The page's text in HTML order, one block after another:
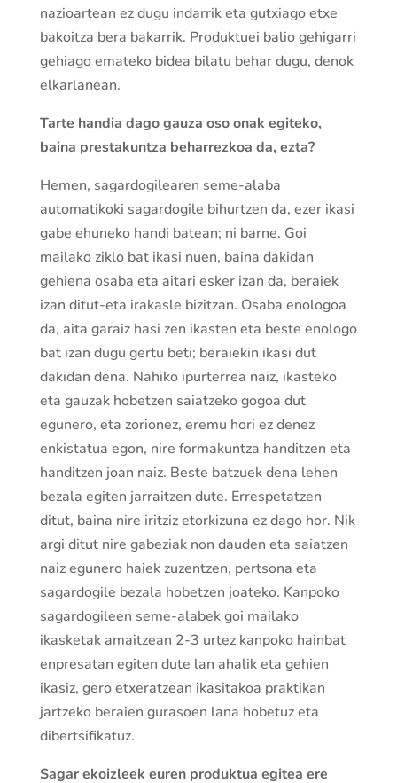
nazioartean ez dugu indarrik eta gutxiago etxe
bakoitza bera bakarrik. Produktuei balio gehigarri
gehiago emateko bidea bilatu behar dugu, denok
elkarlanean.
Tarte handia dago gauza oso onak egiteko,
baina prestakuntza beharrezkoa da, ezta?
Hemen, sagardogilearen seme-alaba
automatikoki sagardogile bihurtzen da, ezer ikasi
gabe ehuneko handi batean; ni barne. Goi
mailako ziklo bat ikasi nuen, baina dakidan
gehiena osaba eta aitari esker izan da, beraiek
izan ditut-eta irakasle bizitzan. Osaba enologoa
da, aita garaiz hasi zen ikasten eta beste enologo
bat izan dugu gertu beti; beraiekin ikasi dut
dakidan dena. Nahiko ipurterrea naiz, ikasteko
eta gauzak hobetzen saiatzeko gogoa dut
egunero, eta zorionez, eremu hori ez denez
enkistatua egon, nire formakuntza handitzen eta
handitzen joan naiz. Beste batzuek dena lehen
bezala egiten jarraitzen dute. Errespetatzen
ditut, baina nire iritziz etorkizuna ez dago hor. Nik
argi ditut nire gabeziak non dauden eta saiatzen
naiz egunero haiek zuzentzen, pertsona eta
sagardogile bezala hobetzen joateko. Kanpoko
sagardogileen seme-alabek goi mailako
ikasketak amaitzean 2-3 urtez kanpoko hainbat
enpresatan egiten dute lan ahalik eta gehien
ikasiz, gero etxeratzean ikasitakoa praktikan
jartzeko beraien gurasoen lana hobetuz eta
dibertsifikatuz.
Sagar ekoizleek euren produktua egitea ere